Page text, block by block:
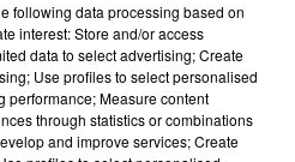
RAPPELLE À
DE...
following data processing based on
interest: Store and/or access
data to select advertising; Create
Use profiles to select personalised
performance; Measure content
through statistics or combinations
and improve services; Create